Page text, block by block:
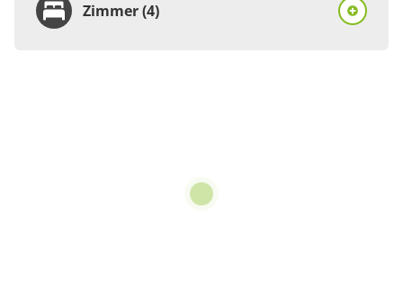
Zimmer (4)
pro Person/Nacht